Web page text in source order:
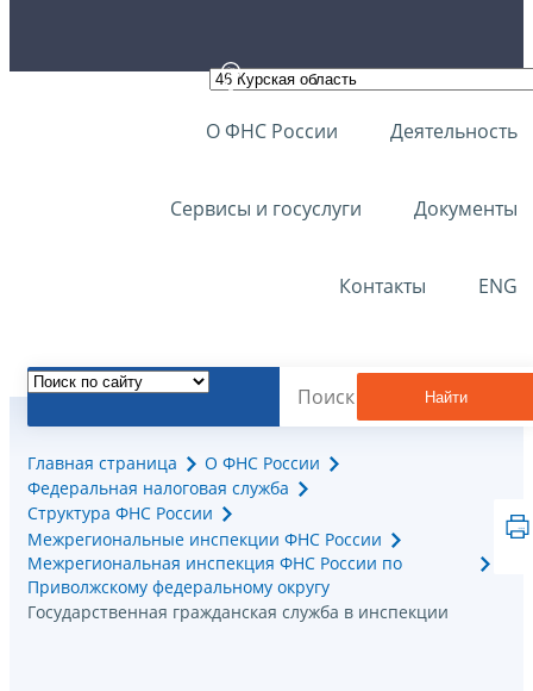
О ФНС России Деятельность
Сервисы и госуслуги Документы
Контакты ENG
Найти
Главная страница
О ФНС России
Федеральная налоговая служба
Структура ФНС России
Межрегиональные инспекции ФНС России
Межрегиональная инспекция ФНС России по
Приволжскому федеральному округу
Государственная гражданская служба в инспекции